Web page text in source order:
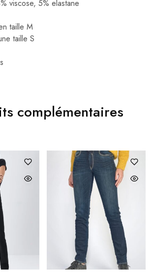
viscose, 5% elastane
taille M
taille S
complémentaires